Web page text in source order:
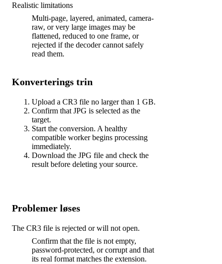
Realistic limitations
Multi-page, layered, animated, camera-
raw, or very large images may be
flattened, reduced to one frame, or
rejected if the decoder cannot safely
read them.
Konverterings trin
Upload a CR3 file no larger than 1 GB.
Confirm that JPG is selected as the
target.
Start the conversion. A healthy
compatible worker begins processing
immediately.
Download the JPG file and check the
result before deleting your source.
Problemer løses
The CR3 file is rejected or will not open.
Confirm that the file is not empty,
password-protected, or corrupt and that
its real format matches the extension.